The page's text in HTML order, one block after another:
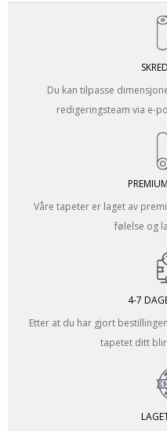
Du kan tilpasse
redigeringsteam via e-
Våre tapeter er laget av
følelse og
4-7
Etter at du har gjort
tapetet ditt